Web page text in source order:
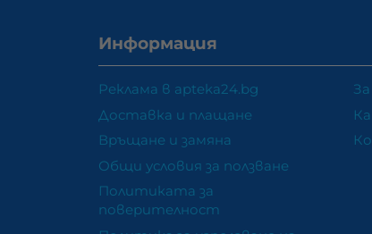
Информация
Реклама в apteka24.bg
Доставка и плащане
Връщане и замяна
Общи условия за ползване
Политиката за
поверителност